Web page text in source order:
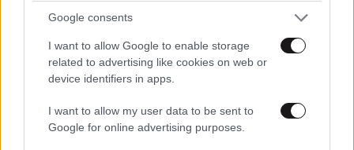
Google consents
I want to allow Google to enable storage
related to advertising like cookies on web or
device identifiers in apps.
I want to allow my user data to be sent to
Google for online advertising purposes.
ΞΑΝΑΔΟΥΜΕ..
Απαντήστε
να προσέχεις, άλλη φορά 29·05·2026 17:46